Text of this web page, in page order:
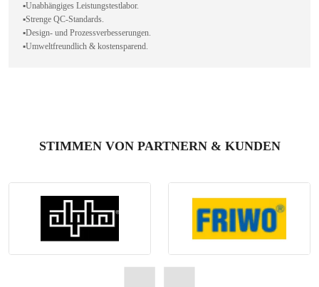
▪️Unabhängiges Leistungstestlabor.
▪️Strenge QC-Standards.
▪️Design- und Prozessverbesserungen.
▪️Umweltfreundlich & kostensparend.
STIMMEN VON PARTNERN & KUNDEN